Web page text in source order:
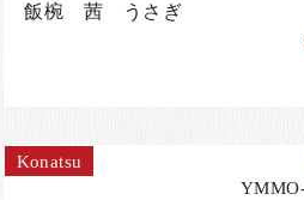
飯椀 茜 うさぎ
Konatsu